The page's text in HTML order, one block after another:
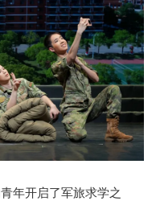
年开启了军旅求学之